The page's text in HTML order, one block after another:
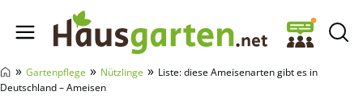
Hausgarten.net
» Gartenpflege » Nützlinge » Liste: diese Ameisenarten gibt es in
Deutschland – Ameisen